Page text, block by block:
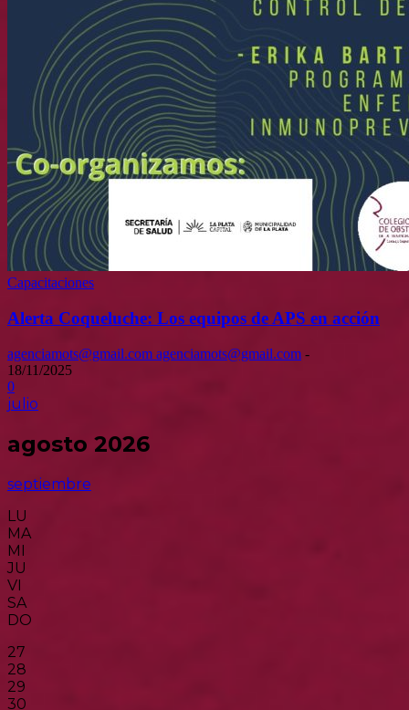
Capacitaciones
Alerta Coqueluche: Los equipos de APS en acción
agenciamots@gmail.com agenciamots@gmail.com -
18/11/2025
0
julio
agosto 2026
septiembre
LU
MA
MI
JU
VI
SA
DO
27
28
29
30